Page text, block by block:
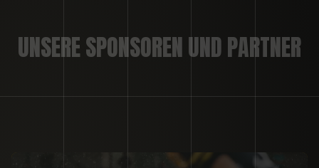
UNSERE SPONSOREN UND PARTNER